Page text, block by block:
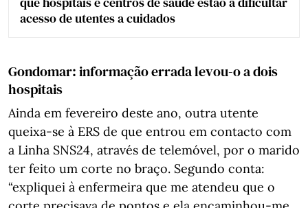
acesso de utentes a cuidados
Gondomar: informação errada levou-o a dois
hospitais
Ainda em fevereiro deste ano, outra utente
queixa-se à ERS de que entrou em contacto com
a Linha SNS24, através de telemóvel, por o marido
ter feito um corte no braço. Segundo conta:
“expliquei à enfermeira que me atendeu que o